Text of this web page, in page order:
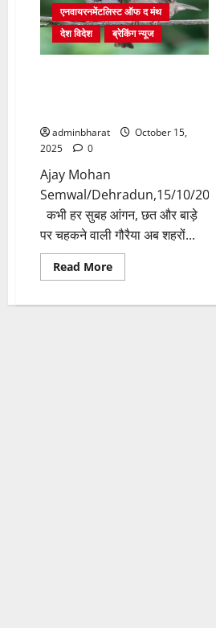
एनवायरनमेंटलिस्ट ऑफ द मंथ
देश विदेश
ब्रेकिंग न्यूज
adminbharat
October 15,
2025
0
Ajay Mohan
Semwal/Dehradun,15/10/2025
कभी हर सुबह आंगन, छत और बाड़े
पर चहकने वाली गौरैया अब शहरों...
Read MoreRead
more
के